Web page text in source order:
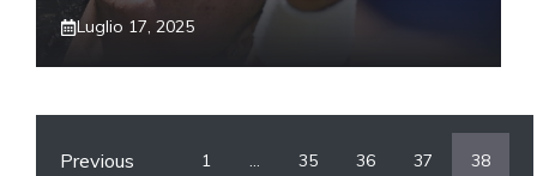
Luglio 17, 2025
Previous 1 … 35 36 37 38